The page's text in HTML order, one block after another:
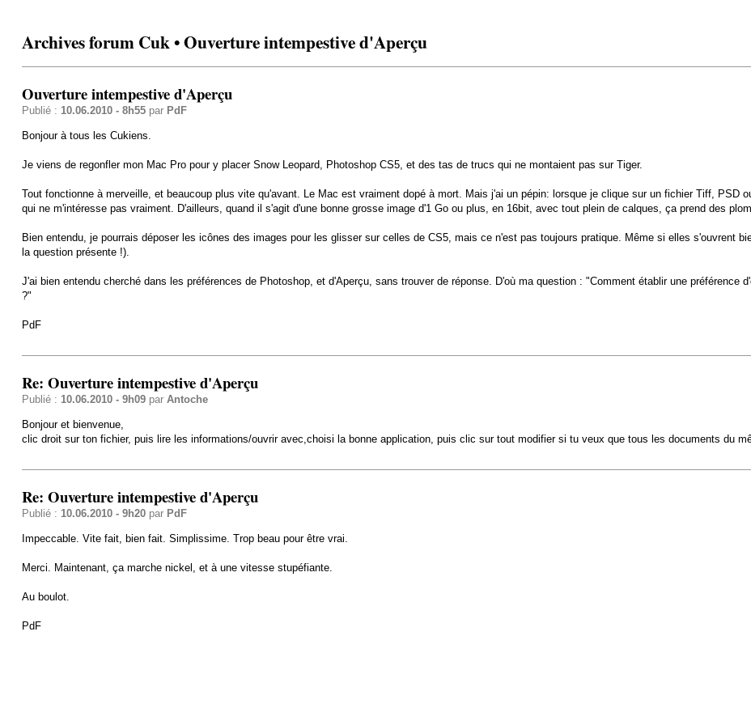
Archives forum Cuk • Ouverture intempestive d'Aperçu
Ouverture intempestive d'Aperçu
Publié : 10.06.2010 - 8h55par PdF
Bonjour à tous les Cukiens.
Je viens de regonfler mon Mac Pro pour y placer Snow Leopard, Photoshop CS5, et des tas de trucs qui ne montaient pas sur Tiger.
Tout fonctionne à merveille, et beaucoup plus vite qu'avant. Le Mac est vraiment dopé à mort. Mais j'ai un pépin: lorsque je clique sur un fichier Tiff, PSD
qui ne m'intéresse pas vraiment. D'ailleurs, quand il s'agit d'une bonne grosse image d'1 Go ou plus, en 16bit, avec tout plein de calques, ça prend des
Bien entendu, je pourrais déposer les icônes des images pour les glisser sur celles de CS5, mais ce n'est pas toujours pratique. Même si elles s'ouvrent
la question présente !).
J'ai bien entendu cherché dans les préférences de Photoshop, et d'Aperçu, sans trouver de réponse. D'où ma question : "Comment établir une préférence
?"
PdF
Re: Ouverture intempestive d'Aperçu
Publié : 10.06.2010 - 9h09par Antoche
Bonjour et bienvenue,
clic droit sur ton fichier, puis lire les informations/ouvrir avec,choisi la bonne application, puis clic sur tout modifier si tu veux que tous les documents du
Re: Ouverture intempestive d'Aperçu
Publié : 10.06.2010 - 9h20par PdF
Impeccable. Vite fait, bien fait. Simplissime. Trop beau pour être vrai.
Merci. Maintenant, ça marche nickel, et à une vitesse stupéfiante.
Au boulot.
PdF